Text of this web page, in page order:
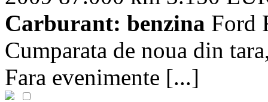
Carburant: benzina Ford
Cumparata de noua din
Fara evenimente [...]